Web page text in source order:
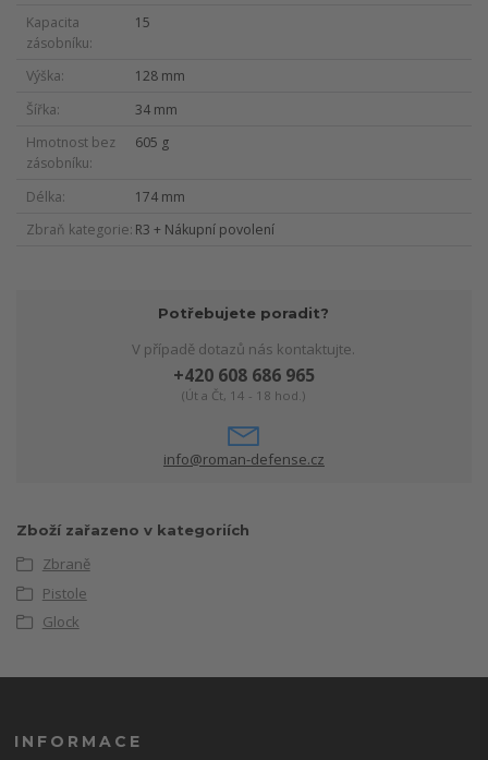
Kapacita
zásobníku
15
Výška
128 mm
Šířka
34 mm
Hmotnost bez
zásobníku
605 g
Délka
174 mm
Zbraň kategorie R3 + Nákupní povolení
Potřebujete poradit?
V případě dotazů nás kontaktujte.
+420 608 686 965
(Út a Čt, 14 - 18 hod.)
info@roman-defense.cz
Zboží zařazeno v kategoriích
Zbraně
Pistole
Glock
INFORMACE